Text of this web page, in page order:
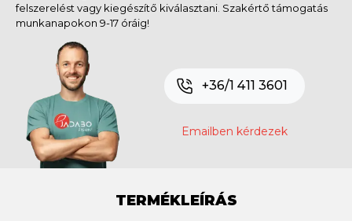
felszerelést vagy kiegészítő kiválasztani. Szakértő támogatás
munkanapokon 9-17 óráig!
+36/1 411 3601
Emailben kérdezek
TERMÉKLEÍRÁS